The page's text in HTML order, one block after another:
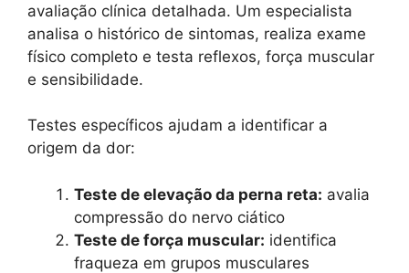
avaliação clínica detalhada. Um especialista
analisa o histórico de sintomas, realiza exame
físico completo e testa reflexos, força muscular
e sensibilidade.
Testes específicos ajudam a identificar a
origem da dor:
Teste de elevação da perna reta: avalia
compressão do nervo ciático
Teste de força muscular: identifica
fraqueza em grupos musculares